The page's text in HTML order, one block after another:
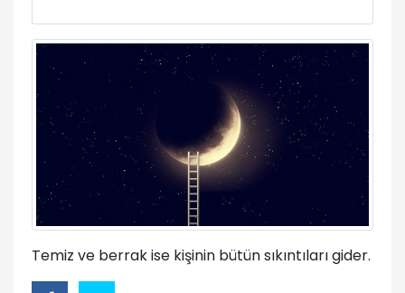
Temiz ve berrak ise kişinin bütün sıkıntıları gider.